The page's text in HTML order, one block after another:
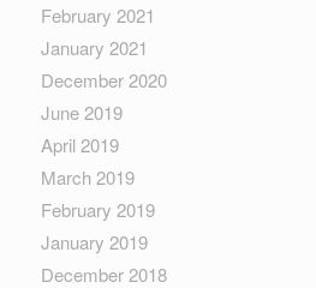
February 2021
January 2021
December 2020
June 2019
April 2019
March 2019
February 2019
January 2019
December 2018